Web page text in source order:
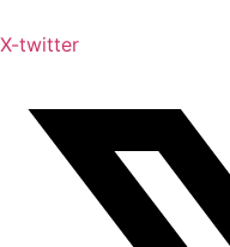
X-twitter